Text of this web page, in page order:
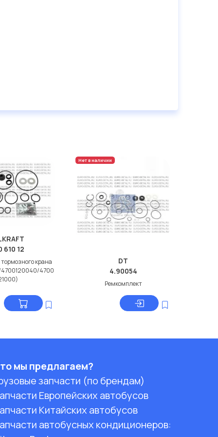
610 12
крана
4700
Нет в наличии
DT
4.90054
Ремкомплект
мы предлагаем?
запчасти (по брендам)
Европейских автобусов
Китайских автобусов
автобусных кондиционеров: